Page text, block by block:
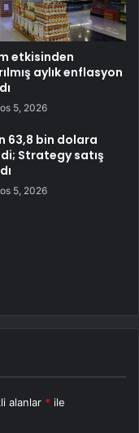
etkisinden
aylık enflasyon
5, 2026
63,8 bin dolara
Strategy satış
5, 2026
alanlar * ile